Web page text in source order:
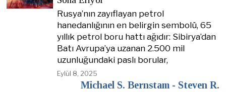
Rusya’nın zayıflayan petrol
hanedanlığının en belirgin sembolü, 65
yıllık petrol boru hattı ağıdır: Sibirya’dan
Batı Avrupa’ya uzanan 2.500 mil
uzunluğundaki paslı borular,
Eylül 8, 2025
Michael S. Bernstam - Steven R.